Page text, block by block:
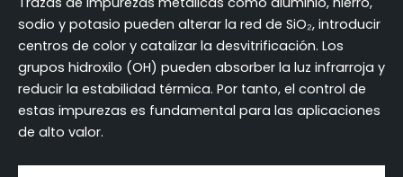
sodio y potasio pueden alterar la red de SiO₂, introducir
centros de color y catalizar la desvitrificación. Los
grupos hidroxilo (OH) pueden absorber la luz infrarroja y
reducir la estabilidad térmica. Por tanto, el control de
estas impurezas es fundamental para las aplicaciones
de alto valor.